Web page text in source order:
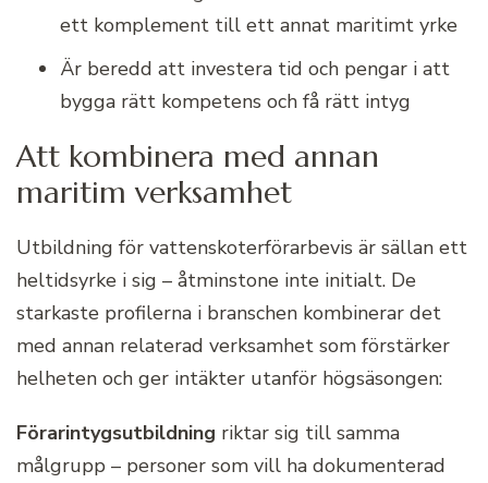
ett komplement till ett annat maritimt yrke
Är beredd att investera tid och pengar i att
bygga rätt kompetens och få rätt intyg
Att kombinera med annan
maritim verksamhet
Utbildning för vattenskoterförarbevis är sällan ett
heltidsyrke i sig – åtminstone inte initialt. De
starkaste profilerna i branschen kombinerar det
med annan relaterad verksamhet som förstärker
helheten och ger intäkter utanför högsäsongen:
Förarintygsutbildning riktar sig till samma
målgrupp – personer som vill ha dokumenterad